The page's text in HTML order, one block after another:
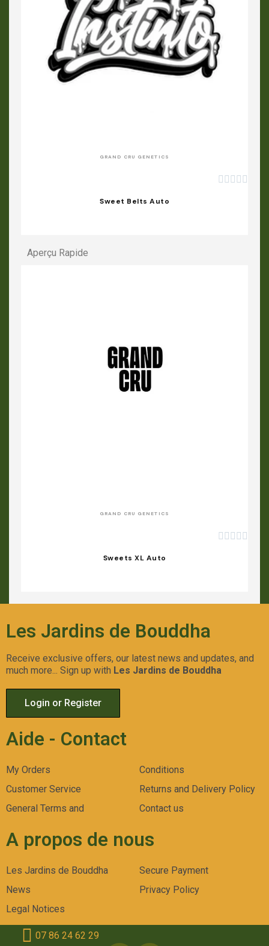
GRAND CRU GENETICS
    
Sweet Belts Auto
Aperçu Rapide
GRAND CRU GENETICS
    
Sweets XL Auto
Les Jardins de Bouddha
Receive exclusive offers, our latest news and updates, and
much more... Sign up with Les Jardins de Bouddha
Login or Register
Aide - Contact
My Orders
Customer Service
General Terms and
Conditions
Returns and Delivery Policy
Contact us
A propos de nous
Les Jardins de Bouddha
News
Legal Notices
Secure Payment
Privacy Policy
07 86 24 62 29